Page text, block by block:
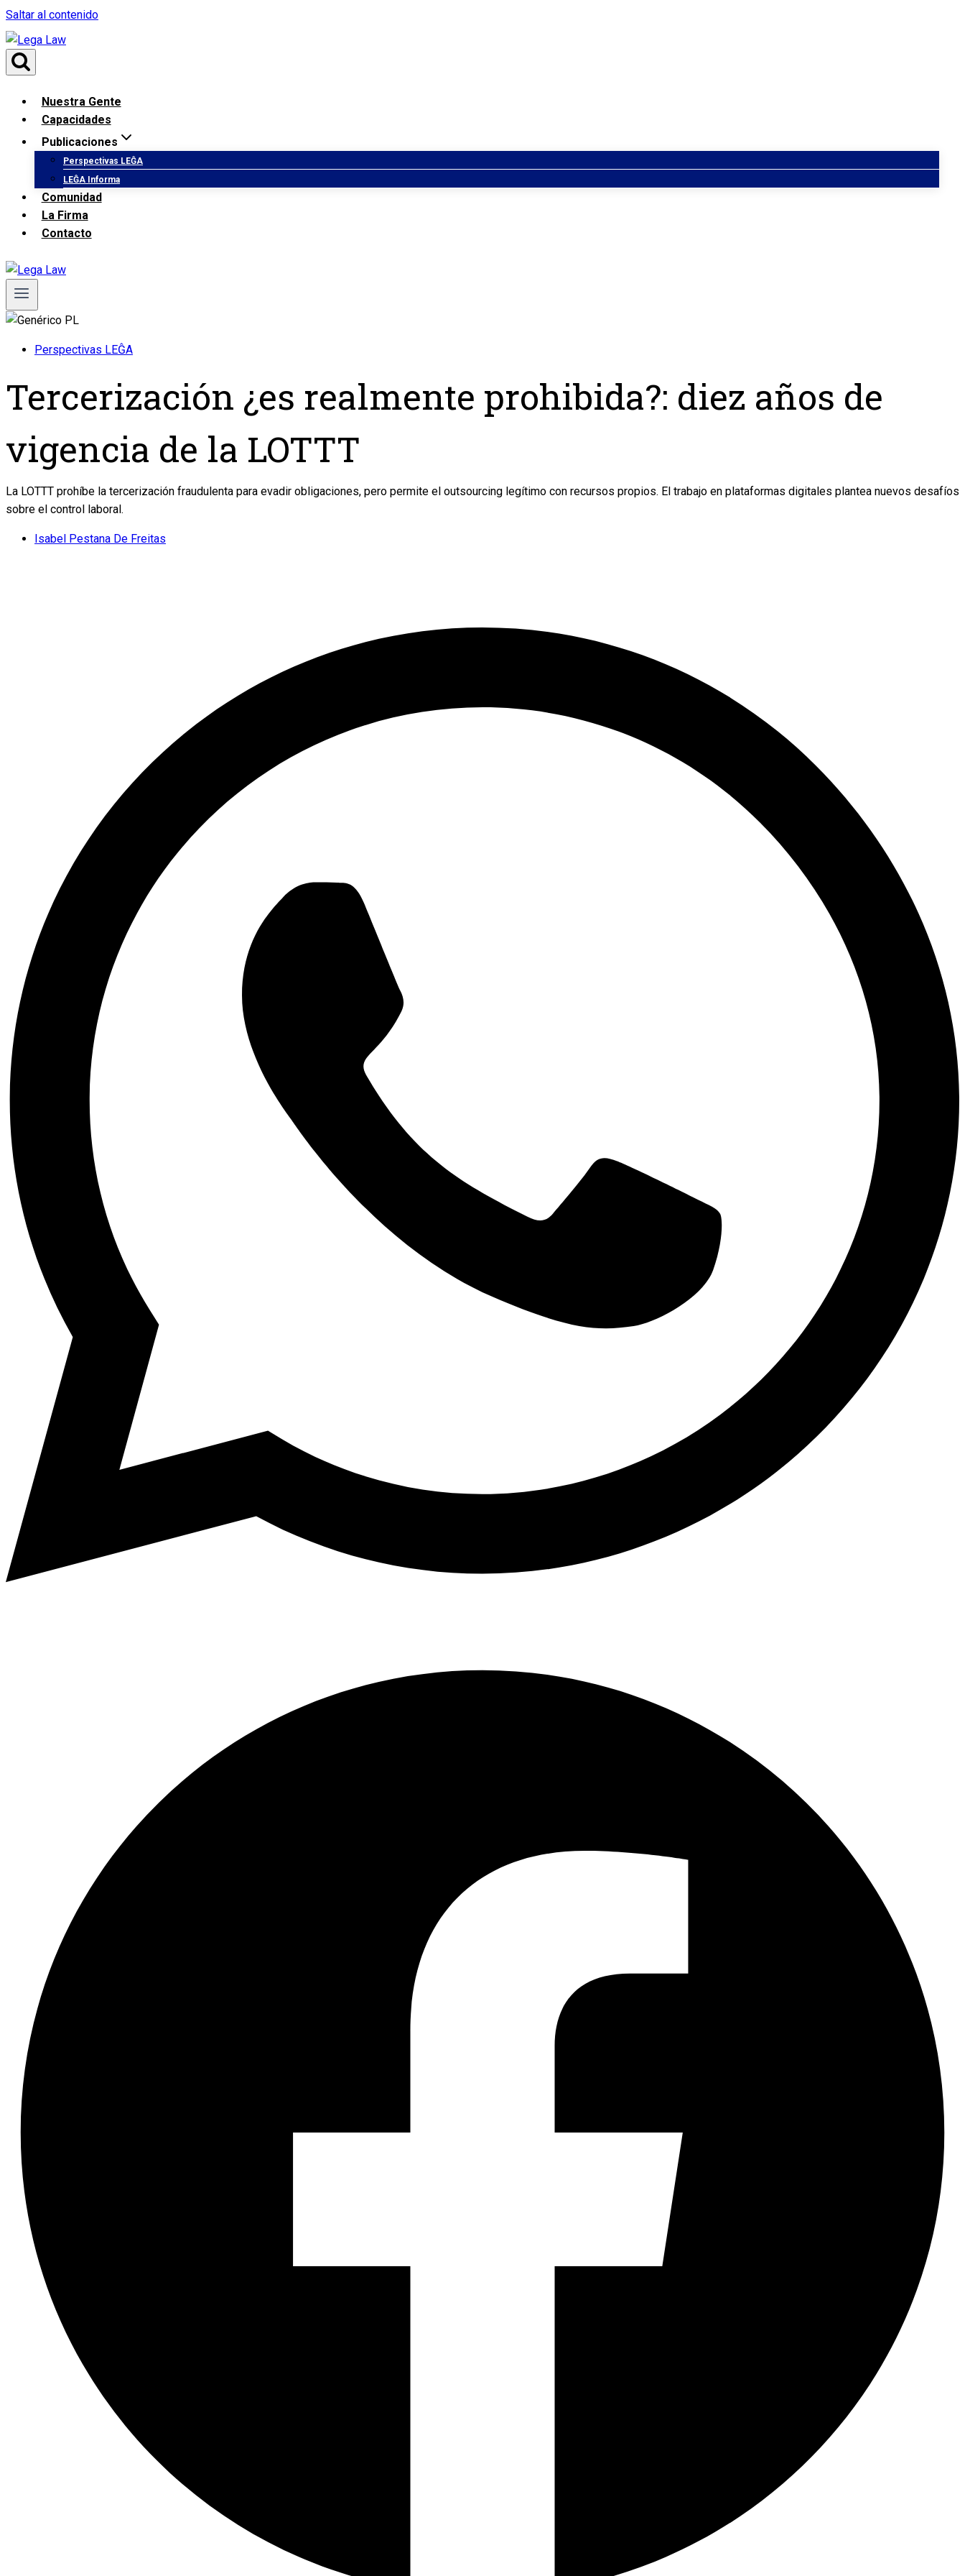
Saltar al contenido
Nuestra Gente
Capacidades
Publicaciones
Perspectivas LEĜA
LEĜA Informa
Comunidad
La Firma
Contacto
Perspectivas LEĜA
Tercerización ¿es realmente prohibida?: diez años de
vigencia de la LOTTT
La LOTTT prohíbe la tercerización fraudulenta para evadir obligaciones, pero permite el outsourcing legítimo con recursos propios. El trabajo en plataformas digitales plantea nuevos desafíos
sobre el control laboral.
Isabel Pestana De Freitas